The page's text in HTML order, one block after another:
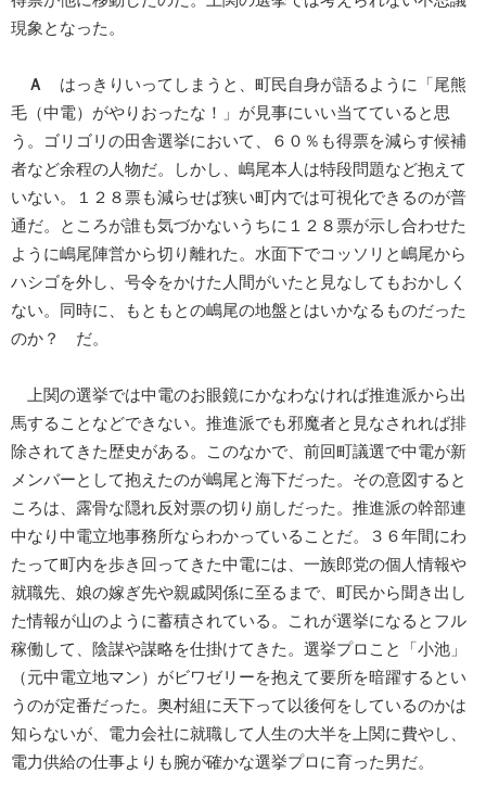
現象となった。
Ａ
はっきりいってしまうと、町民自身が語るように「尾熊
毛（中電）がやりおったな！」が見事にいい当てていると思
う。ゴリゴリの田舎選挙において、６０％も得票を減らす候補
者など余程の人物だ。しかし、嶋尾本人は特段問題など抱えて
いない。１２８票も減らせば狭い町内では可視化できるのが普
通だ。ところが誰も気づかないうちに１２８票が示し合わせた
ように嶋尾陣営から切り離れた。水面下でコッソリと嶋尾から
ハシゴを外し、号令をかけた人間がいたと見なしてもおかしく
ない。同時に、もともとの嶋尾の地盤とはいかなるものだった
のか？ だ。
上関の選挙では中電のお眼鏡にかなわなければ推進派から出
馬することなどできない。推進派でも邪魔者と見なされれば排
除されてきた歴史がある。このなかで、前回町議選で中電が新
メンバーとして抱えたのが嶋尾と海下だった。その意図すると
ころは、露骨な隠れ反対票の切り崩しだった。推進派の幹部連
中なり中電立地事務所ならわかっていることだ。３６年間にわ
たって町内を歩き回ってきた中電には、一族郎党の個人情報や
就職先、娘の嫁ぎ先や親戚関係に至るまで、町民から聞き出し
た情報が山のように蓄積されている。これが選挙になるとフル
稼働して、陰謀や謀略を仕掛けてきた。選挙プロこと「小池」
（元中電立地マン）がビワゼリーを抱えて要所を暗躍するとい
うのが定番だった。奥村組に天下って以後何をしているのかは
知らないが、電力会社に就職して人生の大半を上関に費やし、
電力供給の仕事よりも腕が確かな選挙プロに育った男だ。